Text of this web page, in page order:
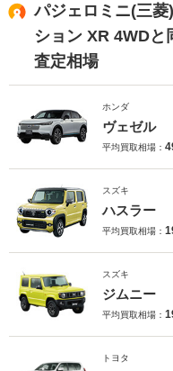
パジェロミニ(三
ション XR 4WDと
査定相場
ホンダ
ヴェゼル
平均買取相場：
スズキ
ハスラー
平均買取相場：
スズキ
ジムニー
平均買取相場：
トヨタ